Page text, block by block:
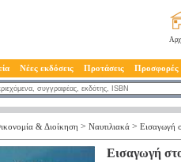
Νέες εκδόσεις Προτάσεις Προσφορές
& Διοίκηση > Ναυτιλιακά > Εισαγωγή
Εισαγωγή